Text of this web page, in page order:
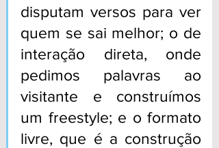
disputam versos para ver
quem se sai melhor; o de
interação direta, onde
pedimos palavras ao
visitante e construímos
um freestyle; e o formato
livre, que é a construção